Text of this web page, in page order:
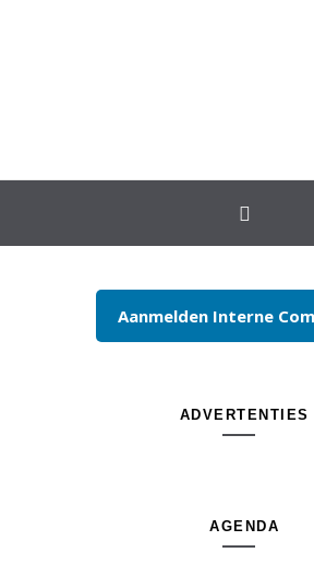
Aanmelden Interne
ADVERTENTIES
AGENDA